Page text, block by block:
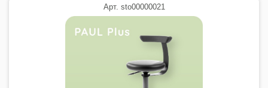
Арт. sto00000021